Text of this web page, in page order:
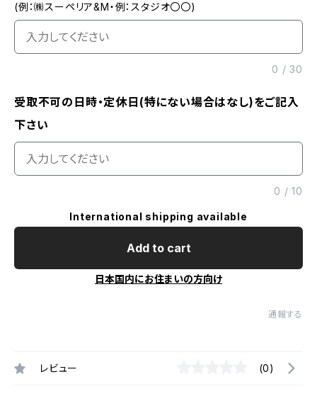
(例：㈱スーペリア&M・例：スタジオ〇〇)
0 /30
受取不可の日時・定休日(特にない場合はなし)をご記入
下さい
0 /10
International shipping available
Add to cart
日本国内にお住まいの方向け
通報する
レビュー (0)